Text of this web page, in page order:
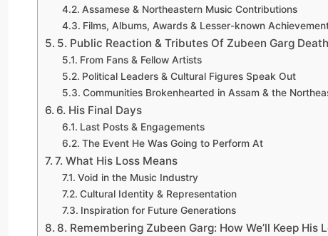
Assamese & Northeastern Music Contributions
Films, Albums, Awards & Lesser-known
5. Public Reaction & Tributes Of Zubeen Garg Death
From Fans & Fellow Artists
Political Leaders & Cultural Figures Speak Out
Communities Brokenhearted in Assam & the
6. His Final Days
Last Posts & Engagements
The Event He Was Going to Perform At
7. What His Loss Means
Void in the Music Industry
Cultural Identity & Representation
Inspiration for Future Generations
8. Remembering Zubeen Garg: How We’ll Keep His